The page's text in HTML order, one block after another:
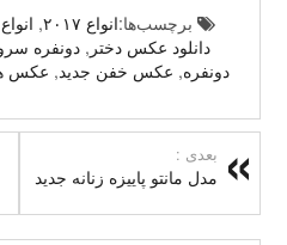
برچسب‌ها:انواع ۲۰۱۷ ,
دانلود عکس دختر, دونفره
دونفره, عکس خفن جدید, عکس
بعدی :
مدل مانتو پاییزه زنانه جدید